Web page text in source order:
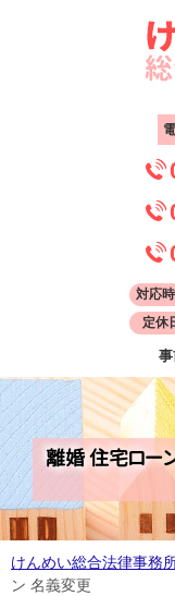
対応
定休
離婚 住宅ロー
けんめい総合法律事務
ン 名義変更